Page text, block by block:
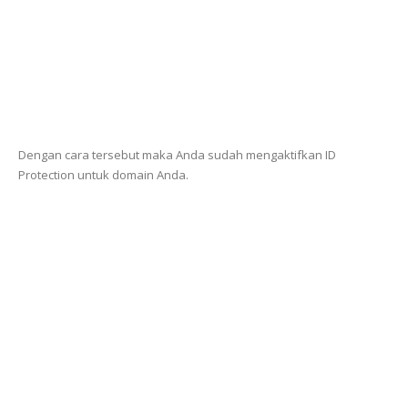
Dengan cara tersebut maka Anda sudah mengaktifkan ID
Protection untuk domain Anda.